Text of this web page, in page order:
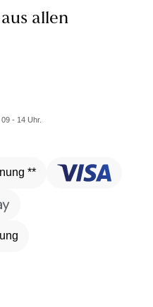
allen
- 14 Uhr.
**